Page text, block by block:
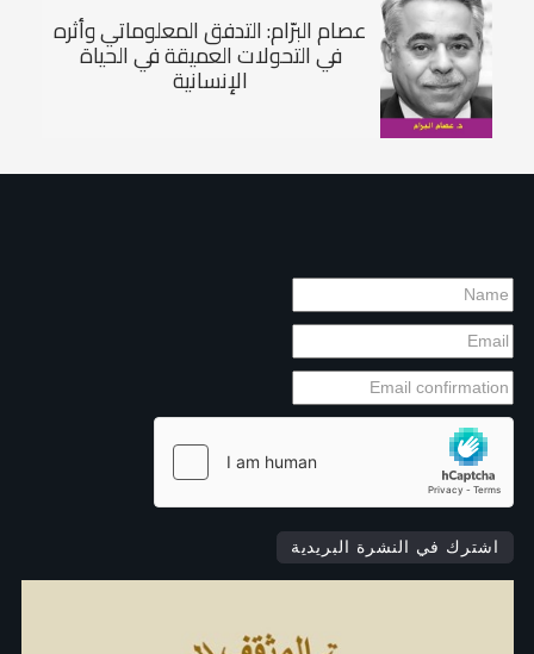
عصام البرّام: التدفق المعلوماتي وأثره
في التحولات العميقة في الحياة
الإنسانية
اشترك في النشرة البريدية